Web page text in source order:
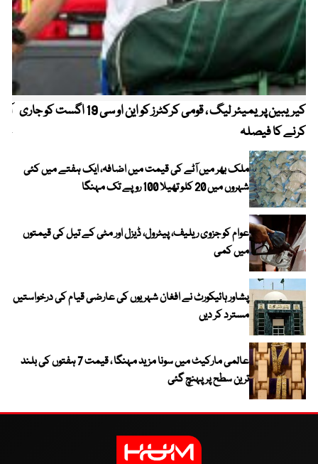
کیریبین پریمیئر لیگ ، قومی کرکٹرز کو این او سی 19 اگست کو جاری
کرنے کا فیصلہ
ملک بھر میں آٹے کی قیمت میں اضافہ، ایک ہفتے میں کئی
شہروں میں 20 کلو تھیلا 100 روپے تک مہنگا
عوام کو جزوی ریلیف، پیٹرول، ڈیزل اور مٹی کے تیل کی قیمتوں
میں کمی
پشاور ہائیکورٹ نے افغان شہریوں کی عارضی قیام کی درخواستیں
مسترد کر دیں
عالمی مارکیٹ میں سونا مزید مہنگا ، قیمت 7 ہفتوں کی بلند
ترین سطح پر پہنچ گئی